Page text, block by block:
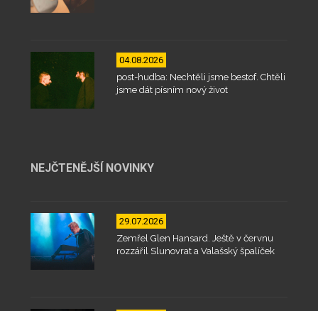
04.08.2026
post-hudba: Nechtěli jsme bestof. Chtěli
jsme dát písním nový život
NEJČTENĚJŠÍ NOVINKY
29.07.2026
Zemřel Glen Hansard. Ještě v červnu
rozzářil Slunovrat a Valašský špalíček